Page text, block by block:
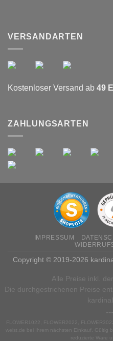
VERSANDARTEN
Kostenloser Versand ab 49
ZAHLUNGSARTEN
IMPRESSUM
Copyright © 2019-2026
Alle Preise inkl.
Die durchgestrichenen Preise
FLOWER1022, FLOWER2022,
weist.de bei Ihrem nächsten Einkauf. Gültig
reduzierte Ware